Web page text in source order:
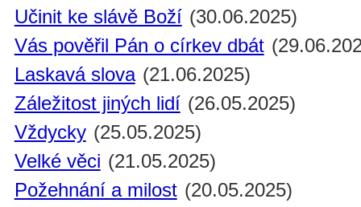
Učinit ke slávě Boží (30.06.2025)
Vás pověřil Pán o církev dbát
Laskavá slova (21.06.2025)
Záležitost jiných lidí (26.05.2025)
Vždycky (25.05.2025)
Velké věci (21.05.2025)
Požehnání a milost (20.05.2025)